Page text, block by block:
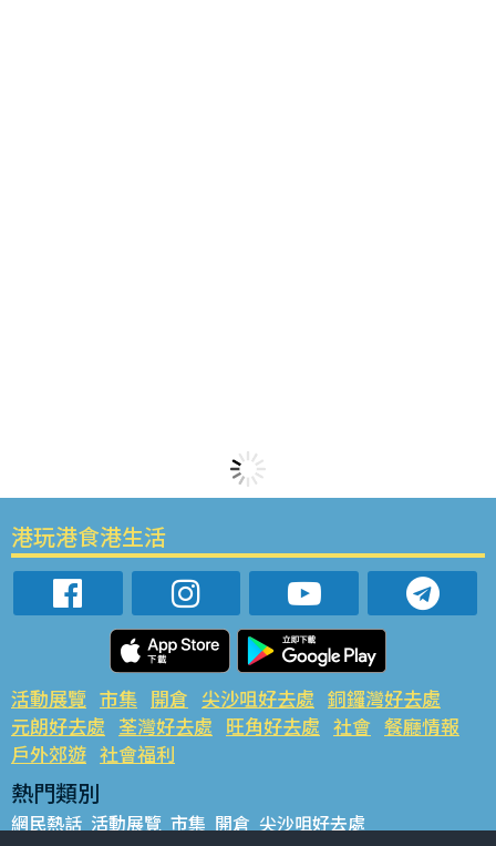
港玩港食港生活
活動展覽 市集 開倉 尖沙咀好去處 銅鑼灣好去處
元朗好去處 荃灣好去處 旺角好去處 社會 餐廳情報
戶外郊遊 社會福利
熱門類別
網民熱話 活動展覽 市集 開倉 尖沙咀好去處